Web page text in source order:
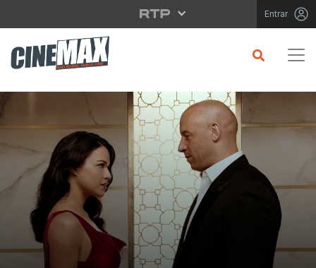
Saltar para o conteúdo principal Entrar